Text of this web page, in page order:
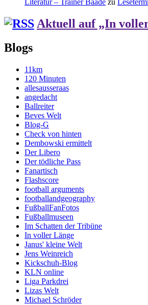
Literatur – Trainer Baade zu
Aktuell auf „In
Blogs
11km
120 Minuten
allesausseraas
angedacht
Ballreiter
Beves Welt
Blog-G
Check von hinten
Dembowski ermittelt
Der Libero
Der tödliche Pass
Fanartisch
Flashscore
football arguments
footballandgeography
FußballFanFotos
Fußballmuseen
Im Schatten der Tribüne
In voller Länge
Janus' kleine Welt
Jens Weinreich
Kickschuh-Blog
KLN online
Liga Parkdrei
Lizas Welt
Michael Schröder